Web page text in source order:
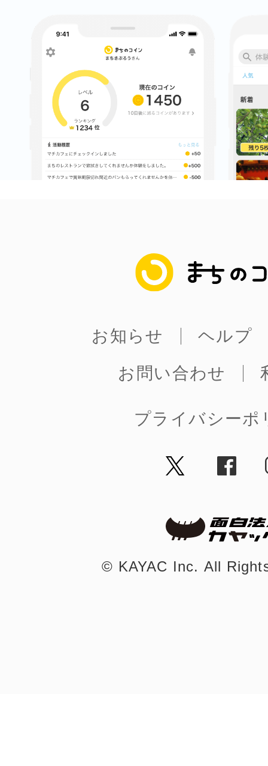
まちのコイン
お知らせ
ヘルプ
お問い合わせ
プライバシーポ
©︎ KAYAC Inc. All